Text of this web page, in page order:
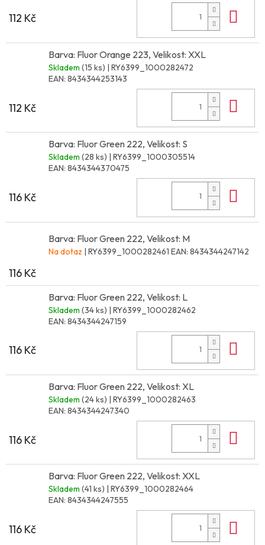
112 Kč
Barva: Fluor Orange 223, Velikost: XXL
Skladem (15 ks) | RY6399_1000282472
EAN: 8434344253143
112 Kč
Barva: Fluor Green 222, Velikost: S
Skladem (28 ks) | RY6399_1000305514
EAN: 8434344370475
116 Kč
Barva: Fluor Green 222, Velikost: M
Na dotaz | RY6399_1000282461 EAN: 8434344247142
116 Kč
Barva: Fluor Green 222, Velikost: L
Skladem (34 ks) | RY6399_1000282462
EAN: 8434344247159
116 Kč
Barva: Fluor Green 222, Velikost: XL
Skladem (24 ks) | RY6399_1000282463
EAN: 8434344247340
116 Kč
Barva: Fluor Green 222, Velikost: XXL
Skladem (41 ks) | RY6399_1000282464
EAN: 8434344247555
116 Kč